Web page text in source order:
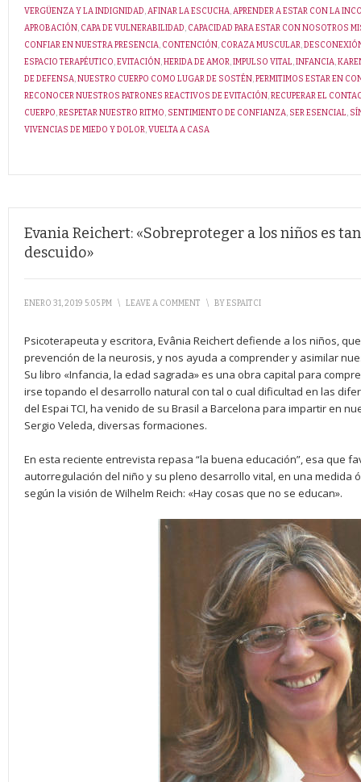
VERGÜENZA Y LA INDIGNIDAD,AFINAR LA ESCUCHA,APRENDER A ESTAR CON LA
APROBACIÓN, CAPA DE VULNERABILIDAD, CAPACIDAD PARA ESTAR CON NOSOTROS
CONFIAR EN NUESTRA PRESENCIA, CONTENCIÓN, CORAZA MUSCULAR,
ESPACIO TERAPÉUTICO,EVITACIÓN,HERIDA DE AMOR,IMPULSO VITAL,INFANCIA,
DE DEFENSA,NUESTRO CUERPO COMO LUGAR DE SOSTÉN,PERMITIMOS ESTAR EN
RECONOCER NUESTROS PATRONES REACTIVOS DE EVITACIÓN,RECUPERAR EL
CUERPO,RESPETAR NUESTRO RITMO, SENTIMIENTO DE CONFIANZA, SER ESENCIAL,
VIVENCIAS DE MIEDO Y DOLOR,VUELTA A CASA
Evania Reichert: «Sobreproteger a los niños es
descuido»
ENERO 31, 2019 5:05 PM \ LEAVE A COMMENT \ BYESPAITCI
Psicoterapeuta y escritora, Evânia Reichert defiende a los niños,
prevención de la neurosis, y nos ayuda a comprender y asimilar
Su libro «Infancia, la edad sagrada» es una obra capital para
irse topando el desarrollo natural con tal o cual dificultad en las
del Espai TCI, ha venido de su Brasil a Barcelona para impartir en
Sergio Veleda, diversas formaciones.
En esta reciente entrevista repasa “la buena educación”, esa que
autorregulación del niño y su pleno desarrollo vital, en una medida
según la visión de Wilhelm Reich: «Hay cosas que no se educan».